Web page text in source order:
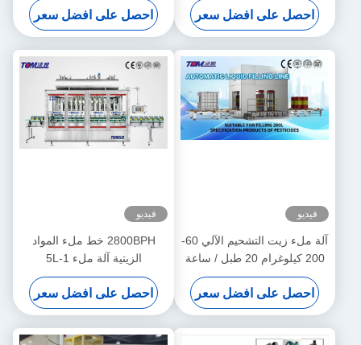
احصل على افضل سعر احصل على افضل سعر
فيديو
آلة ملء زيت التشحيم الآلي 60-
200 كيلوغرام 20 طبل / ساعة
احصل على افضل سعر
فيديو
2800BPH خط ملء المواد
الزيتية آلة ملء 1-5L
احصل على افضل سعر